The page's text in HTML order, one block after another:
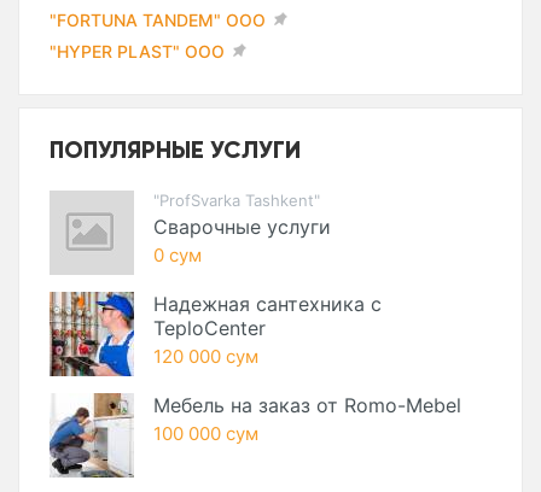
"FORTUNA TANDEM" ООО
"HYPER PLAST" ООО
ПОПУЛЯРНЫЕ УСЛУГИ
"ProfSvarka Tashkent"
Сварочные услуги
0 сум
Надежная сантехника с
TeploCenter
120 000 сум
Мебель на заказ от Romo-Mebel
100 000 сум